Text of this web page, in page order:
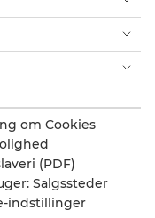
om Cookies
(PDF)
Salgssteder
indstillinger